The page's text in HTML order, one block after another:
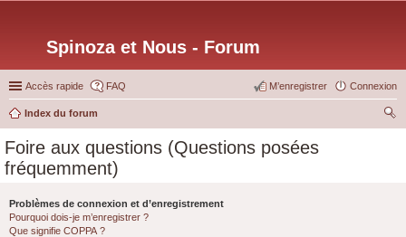
Spinoza et Nous - Forum
Accès rapide FAQ Connexion
M’enregistrer
Index du forum
Foire aux questions (Questions posées
fréquemment)
Problèmes de connexion et d’enregistrement
Pourquoi dois-je m’enregistrer ?
Que signifie COPPA ?